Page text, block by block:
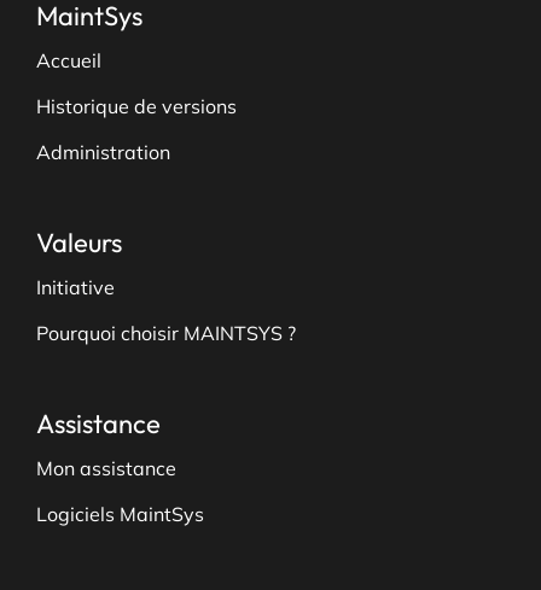
MaintSys
Accueil
Historique de versions
Administration
Valeurs
Initiative
Pourquoi choisir MAINTSYS ?
Assistance
Mon assistance
Logiciels MaintSys